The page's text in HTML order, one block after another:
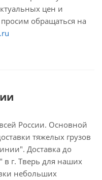
цен и
обращаться на
России. Основной
тяжелых грузов
Доставка до
г. Тверь для наших
небольших